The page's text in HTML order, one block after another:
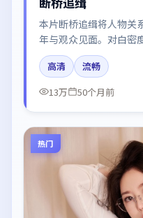
本片断桥追缉将人物关
年与观众见面。对白密
战的台词节奏值得关注
摄影。
高清
流畅
13万
50个月前
热门